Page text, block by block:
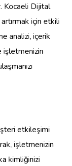
Kocaeli Dijital
için etkili
analizi, içerik
işletmenizin
etkileşimi
işletmenizin
kimliğinizi